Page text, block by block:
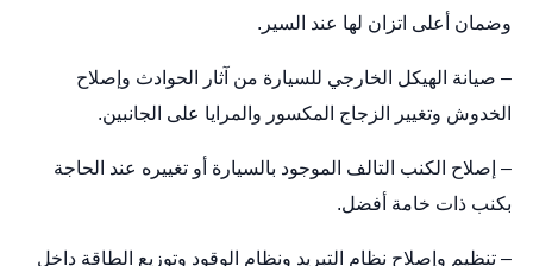
وضمان أعلى اتزان لها عند السير.
– صيانة الهيكل الخارجي للسيارة من آثار الحوادث وإصلاح
الخدوش وتغيير الزجاج المكسور والمرايا على الجانبين.
– إصلاح الكنب التالف الموجود بالسيارة أو تغييره عند الحاجة
بكنب ذات خامة أفضل.
– تنظيم وإصلاح نظام التبريد ونظام الوقود وتوزيع الطاقة داخل